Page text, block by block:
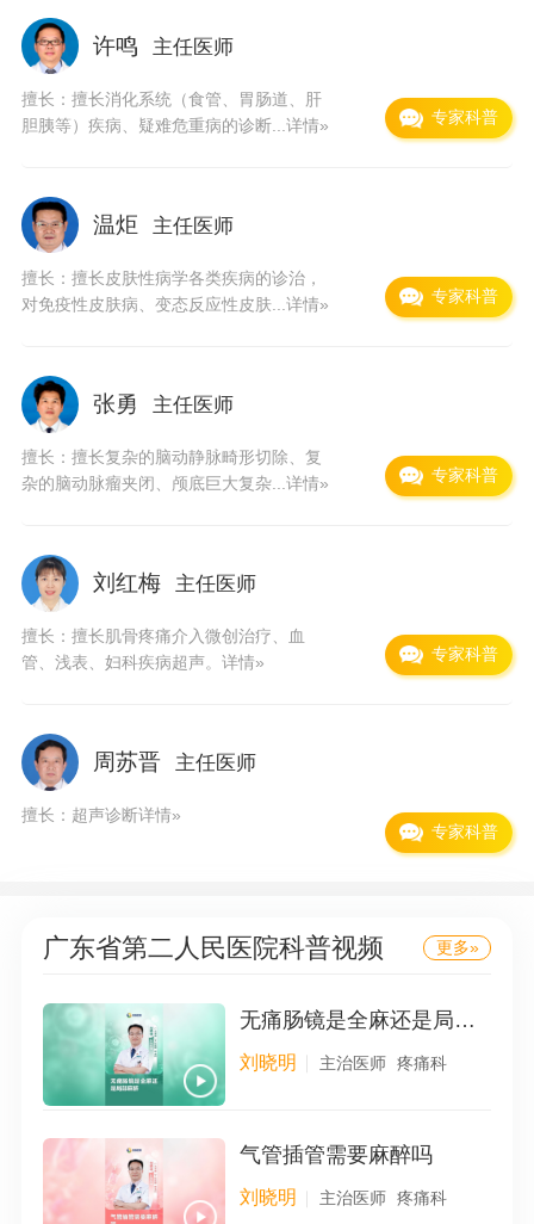
设立的微创外科培训中心，外科腔镜技术已广泛
应用于普外、肝胆、妇科、骨科、心胸外科、耳
鼻喉科、神经外科等手术领域，部分技术达到了
国内先进水平；非血缘造血干细胞移植、无关供
业技术也已达到省内领先水平。广东省第二人民
医院具有较强的医、教、研能力，2001年成为中
山大学博士后流动基地，2002年通过了广东省高
科大学非直属附属医院评审，2005年相继成为南
方医科大学、南华大学、广东医学院的硕士研究
生联合培养基地，科研立项亦继续保持稳中有升
的趋势。5年来，共计接收进修生310人，医技药
技进步奖等奖项数十项；获十五国家科技攻关计
划重大项目、国家以及广东省自然科学基金立项
20余项；在省级以上医学专业期刊发表论文共计
教学、科研能力逐年提升的同时，我院的文化建
设也取得了较大的成绩，医院把行风建设视为医
院生存发展的生命线，2005年，医院向社会公开
承诺要建设一所“不收红包的医院”，得到社会各
王玲同志为代表的一大批优秀医务工作者。国家
原型创作的电影《生死托付》，作为向建党75周
年的献礼影片在全国范围内上映。目前，医院正
以建设“让党和政府放心、让人民群众满意”的医
院为目标，朝着信息网络化、服务优质化、专科
特色化、设备现代化、管理制度化、环境生态
许鸣 主任医师
擅长：擅长消化系统（食管、胃肠道、肝
胆胰等）疾病、疑难危重病的诊断... 详情» 专家科普
温炬 主任医师
擅长：擅长皮肤性病学各类疾病的诊治，
对免疫性皮肤病、变态反应性皮肤... 详情» 专家科普
张勇 主任医师
擅长：擅长复杂的脑动静脉畸形切除、复
杂的脑动脉瘤夹闭、颅底巨大复杂... 详情» 专家科普
刘红梅 主任医师
擅长：擅长肌骨疼痛介入微创治疗、血
管、浅表、妇科疾病超声。 详情» 专家科普
周苏晋 主任医师
擅长：超声诊断详情»
专家科普
广东省第二人民医院科普视频 更多»
无痛肠镜是全麻还是局部麻醉
刘晓明 主治医师 疼痛科
气管插管需要麻醉吗
刘晓明 主治医师 疼痛科